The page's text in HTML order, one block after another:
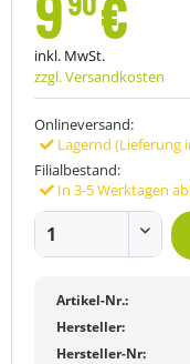
9 €
inkl. MwSt.
zzgl. Versandkosten
Onlineversand:
Lagernd (Lieferung
Filialbestand:
In 3-5 Werktagen
Artikel-Nr.:
Hersteller:
Hersteller-Nr: